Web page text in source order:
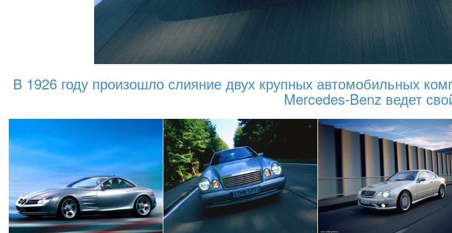
В 1926 году произошло слияние двух крупных автомобильных
Mercedes-Benz ведет